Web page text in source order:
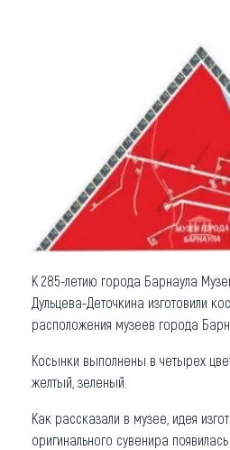
Коллекция
Другие рубрики
К 285-летию города Барнаула
Дульцева-Деточкина изготовили
расположения музеев города
Косынки выполнены в четырех
желтый, зеленый.
Как рассказали в музее, идея
оригинального сувенира